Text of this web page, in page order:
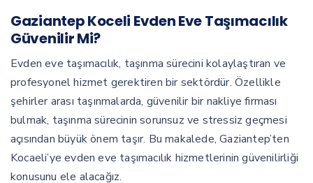
Gaziantep Koceli Evden Eve Taşımacılık
Güvenilir Mi?
Evden eve taşımacılık, taşınma sürecini kolaylaştıran ve
profesyonel hizmet gerektiren bir sektördür. Özellikle
şehirler arası taşınmalarda, güvenilir bir nakliye firması
bulmak, taşınma sürecinin sorunsuz ve stressiz geçmesi
açısından büyük önem taşır. Bu makalede, Gaziantep’ten
Kocaeli’ye evden eve taşımacılık hizmetlerinin güvenilirliği
konusunu ele alacağız.